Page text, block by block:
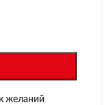
желаний